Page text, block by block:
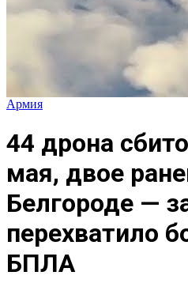
Армия
44 дрона
мая, двое
Белгороде —
перехватило
БПЛА